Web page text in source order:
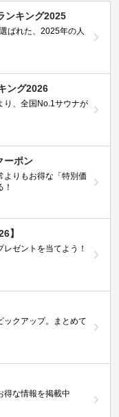
ンキング2025
ばれた、2025年の人
ング2026
り、全国No.1サウナが
ーポン
りもお得な「特別価
】
ゼントを当てよう！
ックアップ。まとめて
得な情報を掲載中